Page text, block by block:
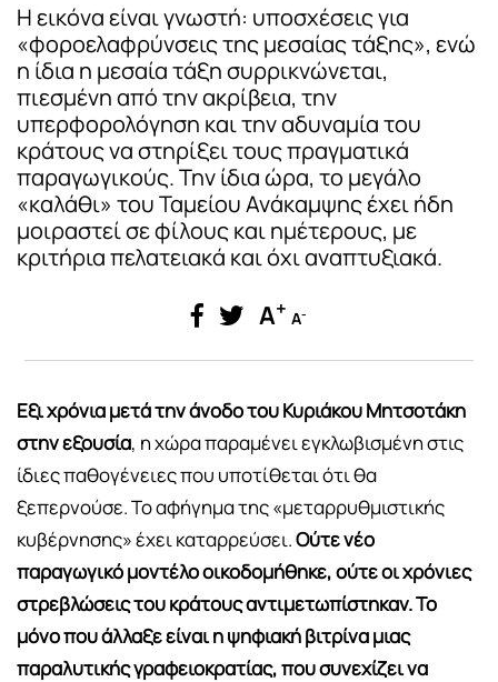
Η εικόνα είναι γνωστή: υποσχέσεις για
«φοροελαφρύνσεις της μεσαίας τάξης», ενώ
η ίδια η μεσαία τάξη συρρικνώνεται,
πιεσμένη από την ακρίβεια, την
υπερφορολόγηση και την αδυναμία του
κράτους να στηρίξει τους πραγματικά
παραγωγικούς. Την ίδια ώρα, το μεγάλο
«καλάθι» του Ταμείου Ανάκαμψης έχει ήδη
μοιραστεί σε φίλους και ημέτερους, με
κριτήρια πελατειακά και όχι αναπτυξιακά.
A+ A-
Eξι χρόνια μετά την άνοδο του Κυριάκου Μητσοτάκη
στην εξουσία, η χώρα παραμένει εγκλωβισμένη στις
ίδιες παθογένειες που υποτίθεται ότι θα
ξεπερνούσε. Το αφήγημα της «μεταρρυθμιστικής
κυβέρνησης» έχει καταρρεύσει.Ούτε νέο
παραγωγικό μοντέλο οικοδομήθηκε, ούτε οι χρόνιες
στρεβλώσεις του κράτους αντιμετωπίστηκαν. Το
μόνο που άλλαξε είναι η ψηφιακή βιτρίνα μιας
παραλυτικής γραφειοκρατίας, που συνεχίζει να